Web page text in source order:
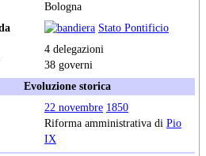
Bologna
Stato Pontificio
4 delegazioni
38 governi
Evoluzione storica
22 novembre 1850
Riforma amministrativa di Pio
IX